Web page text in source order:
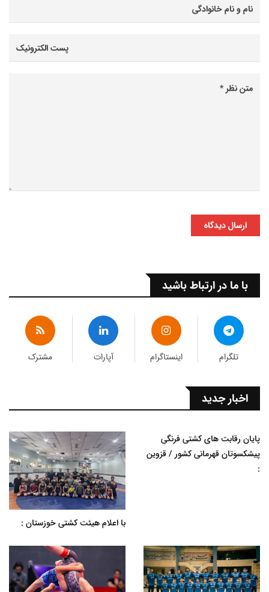
ارسال دیدگاه
با ما در ارتباط باشید
تلگرام اینستاگرام آپارات مشترک
اخبار جدید
پایان رقابت های کشتی فرنگی
پیشکسوتان قهرمانی کشور / قزوین
:
با اعلام هیئت کشتی خوزستان :